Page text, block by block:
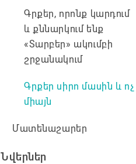
Գրքեր, որոնք կարդում
և քննարկում ենք
«Տարբեր» ակումբի
շրջանակում
Գրքեր սիրո մասին և ոչ
միայն
Մատենաշարեր
Նվերներ